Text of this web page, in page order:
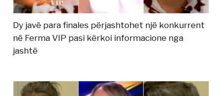
Dy javë para finales përjashtohet një konkurrent
në Ferma VIP pasi kërkoi informacione nga
jashtë